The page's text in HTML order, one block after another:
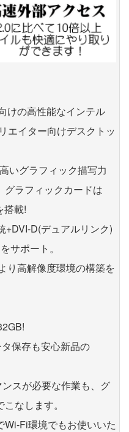
けの高性能なインテル
エイター向けデスクトッ
いグラフィック描写力
グラフィックカードは
搭載!
+DVI-D(デュアルリンク)
サポート。
り高解像度環境の構築を
保存も安心新品の
スが必要な作業も、グ
なします。
Fi環境でもお使いいた